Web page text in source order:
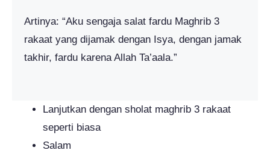
Artinya: “Aku sengaja salat fardu Maghrib 3
rakaat yang dijamak dengan Isya, dengan jamak
takhir, fardu karena Allah Ta’aala.”
Lanjutkan dengan sholat maghrib 3 rakaat
seperti biasa
Salam